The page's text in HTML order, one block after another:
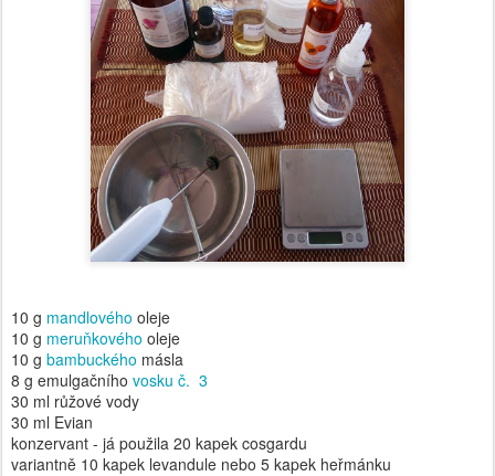
10 g mandlového oleje
10 g meruňkového oleje
10 g bambuckého másla
8 g emulgačního vosku č. 3
30 ml růžové vody
30 ml Evian
konzervant - já použila 20 kapek cosgardu
variantně 10 kapek levandule nebo 5 kapek heřmánku